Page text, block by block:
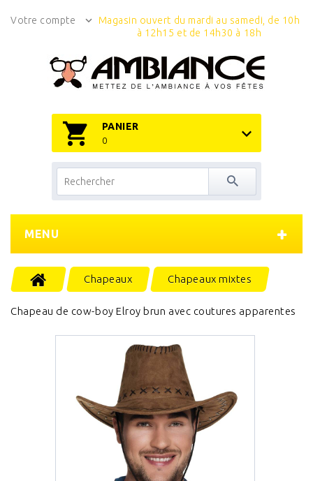
Votre compte
Magasin ouvert du mardi au samedi, de 10h
à 12h15 et de 14h30 à 18h
PANIER
0
MENU
Chapeaux Chapeaux mixtes
Chapeau de cow-boy Elroy brun avec coutures apparentes